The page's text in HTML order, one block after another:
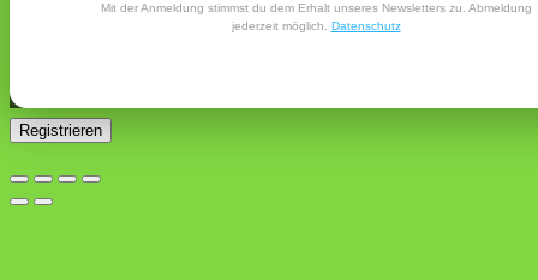
Mit der Anmeldung stimmst du dem Erhalt unseres Newsletters zu. Abmeldung
jederzeit möglich. Datenschutz
E-Mail-Adresse gesendet.
Registrieren